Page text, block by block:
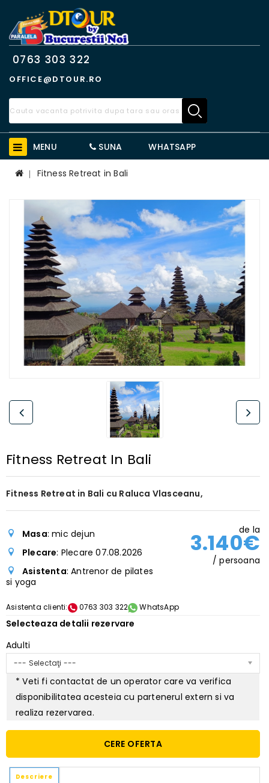
0763 303 322
OFFICE@DTOUR.RO
MENU SUNA WHATSAPP
Fitness Retreat in Bali
Fitness Retreat In Bali
Fitness Retreat in Bali cu Raluca Vlasceanu,
Masa: mic dejun
Plecare: Plecare 07.08.2026
Asistenta: Antrenor de pilates
si yoga
de la
3.140€
/ persoana
Asistenta clienti: 0763 303 322 WhatsApp
Selecteaza detalii rezervare
Adulti
--- Selectaţi ---
* Veti fi contactat de un operator care va verifica
disponibilitatea acesteia cu partenerul extern si va
realiza rezervarea.
CERE OFERTA
Descriere